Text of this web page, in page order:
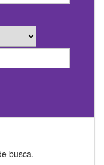
busca.